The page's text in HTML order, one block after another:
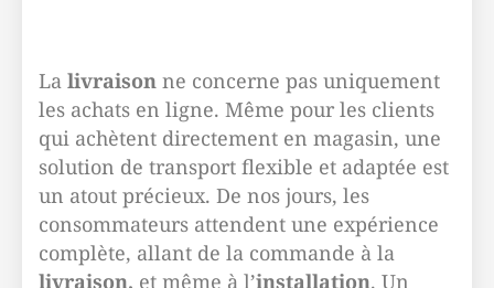
La livraison ne concerne pas uniquement
les achats en ligne. Même pour les clients
qui achètent directement en magasin, une
solution de transport flexible et adaptée est
un atout précieux. De nos jours, les
consommateurs attendent une expérience
complète, allant de la commande à la
livraison, et même à l’installation. Un